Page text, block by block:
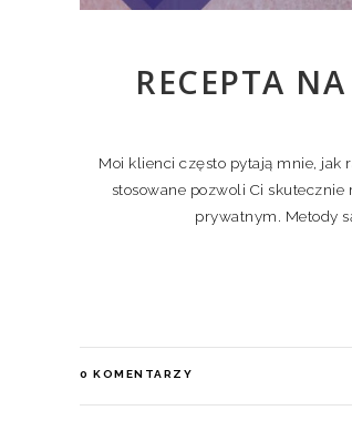
RECEPTA
Moi klienci często pytają mnie, jak
stosowane pozwoli Ci
prywatnym. Metody
0 KOMENTARZY